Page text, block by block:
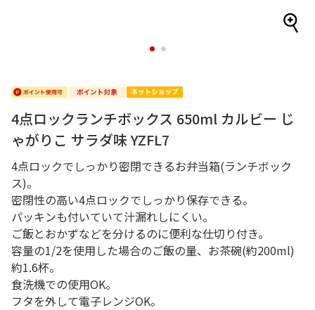
1 2
4点ロックランチボックス 650ml カルビー じ
ゃがりこ サラダ味 YZFL7
4点ロックでしっかり密閉できるお弁当箱(ランチボック
ス)。
密閉性の高い4点ロックでしっかり保存できる。
パッキンも付いていて汁漏れしにくい。
ご飯とおかずなどを分けるのに便利な仕切り付き。
容量の1/2を使用した場合のご飯の量、お茶碗(約200ml)
約1.6杯。
食洗機での使用OK。
フタを外して電子レンジOK。